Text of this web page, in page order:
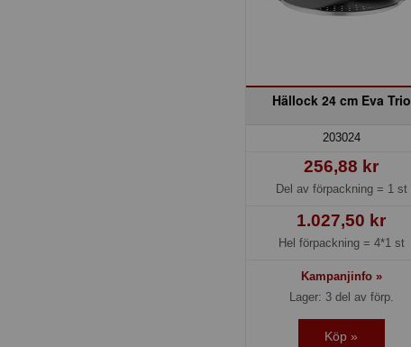
Hällock 24 cm Eva Trio
203024
256,88 kr
Del av förpackning = 1 st
1.027,50 kr
Hel förpackning = 4*1 st
Kampanjinfo »
Lager: 3 del av förp.
Köp »